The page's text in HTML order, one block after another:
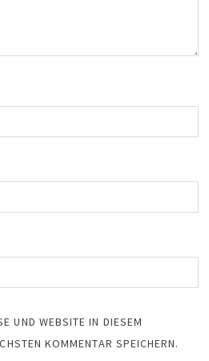
UND WEBSITE IN DIESEM
KOMMENTAR SPEICHERN.